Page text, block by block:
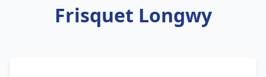
Frisquet Longwy